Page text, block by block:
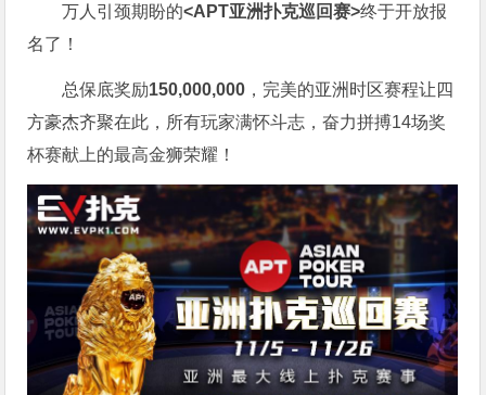
万人引颈期盼的<APT亚洲扑克巡回赛>终于开放报
名了！
总保底奖励150,000,000 ，完美的亚洲时区赛程让四
方豪杰齐聚在此，所有玩家满怀斗志，奋力拼搏14场奖
杯赛献上的最高金狮荣耀！